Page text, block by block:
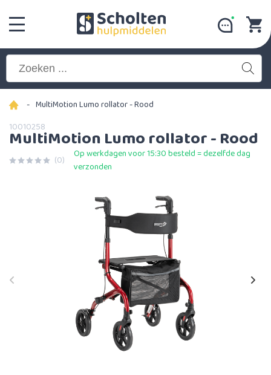
- MultiMotion Lumo rollator - Rood
10010258
MultiMotion Lumo rollator - Rood
(0)
Op werkdagen voor 15:30 besteld = dezelfde dag
verzonden